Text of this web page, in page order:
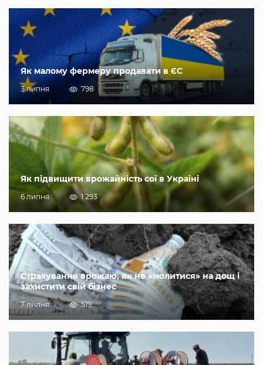
Як малому фермеру продавати в ЄС
3 липня 798
Як підвищити врожайність сої в Україні
6 липня 1 293
Страхування врожаю, як не «молитися» на дощ і
захистити свій бізнес
7 липня 519